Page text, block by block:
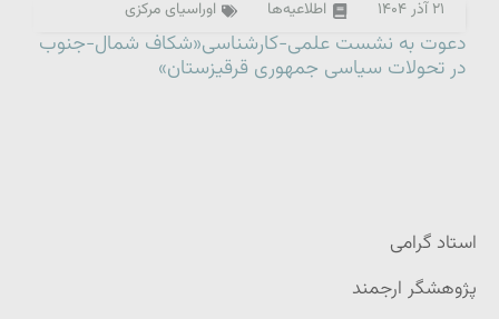
۲۱ آذر ۱۴۰۴ اطلاعیه‌ها اوراسیای مرکزی
دعوت به نشست علمی-کارشناسی«شکاف شمال-جنوب
در تحولات سیاسی جمهوری قرقیزستان»
استاد گرامی
پژوهشگر ارجمند